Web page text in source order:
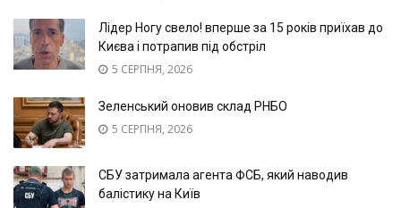
Лідер Ногу свело! вперше за 15 років приїхав до
Києва і потрапив під обстріл
5 СЕРПНЯ, 2026
Зеленський оновив склад РНБО
5 СЕРПНЯ, 2026
СБУ затримала агента ФСБ, який наводив
балістику на Київ